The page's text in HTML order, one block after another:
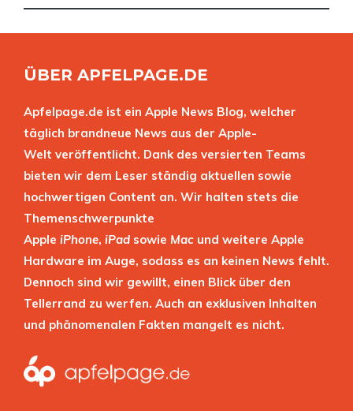
ÜBER APFELPAGE.DE
Apfelpage.de ist ein Apple News Blog, welcher
täglich brandneue News aus der Apple-
Welt veröffentlicht. Dank des versierten Teams
bieten wir dem Leser ständig aktuellen sowie
hochwertigen Content an. Wir halten stets die
Themenschwerpunkte
Apple iPhone, iPad sowie Mac und weitere Apple
Hardware im Auge, sodass es an keinen News fehlt.
Dennoch sind wir gewillt, einen Blick über den
Tellerrand zu werfen. Auch an exklusiven Inhalten
und phänomenalen Fakten mangelt es nicht.